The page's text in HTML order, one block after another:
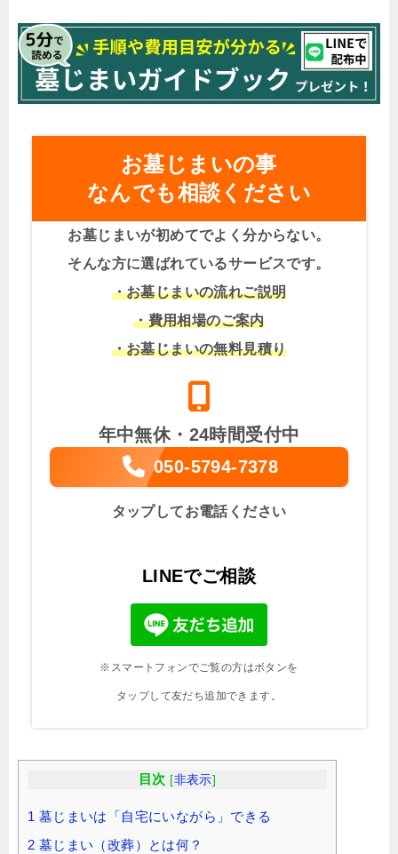
お墓じまいの事
なんでも相談ください
お墓じまいが初めてでよく分からない。
そんな方に選ばれているサービスです。
・お墓じまいの流れご説明
・費用相場のご案内
・お墓じまいの無料見積り
年中無休・24時間受付中
050-5794-7378
タップしてお電話ください
LINEでご相談
※スマートフォンでご覧の方はボタンを
タップして友だち追加できます。
目次 [非表示]
1 墓じまいは「自宅にいながら」できる
2 墓じまい（改葬）とは何？